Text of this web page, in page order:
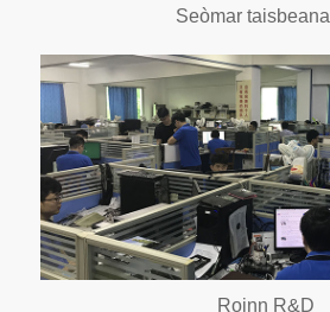
Seòmar
Roinn R&D